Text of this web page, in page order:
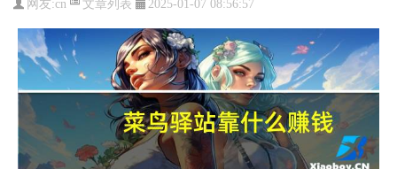
网友:cn 2025-01-07 08:56:57